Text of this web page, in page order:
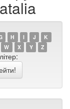
H I J
K
W X Y Z